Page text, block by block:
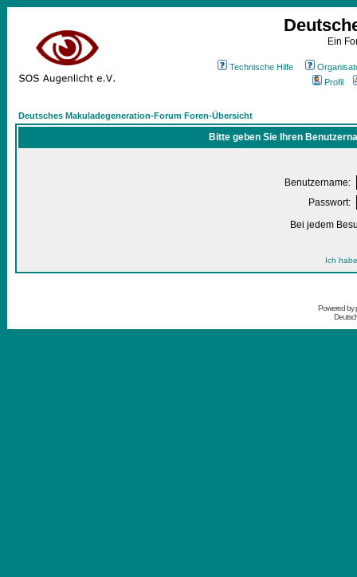
Ein
Technische Hilfe
Profil
Deutsches Makuladegeneration-Forum Foren-Übersicht
Bitte geben Sie Ihren
Benutzername:
Passwort:
Bei jedem
Ich
Powered by